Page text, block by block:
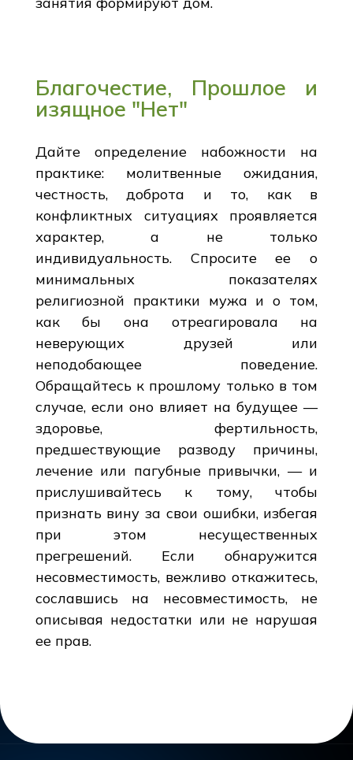
Благочестие, Прошлое и
изящное "Нет"
Дайте определение набожности на
практике: молитвенные ожидания,
честность, доброта и то, как в
конфликтных ситуациях проявляется
характер, а не только
индивидуальность. Спросите ее о
минимальных показателях
религиозной практики мужа и о том,
как бы она отреагировала на
неверующих друзей или
неподобающее поведение.
Обращайтесь к прошлому только в том
случае, если оно влияет на будущее —
здоровье, фертильность,
предшествующие разводу причины,
лечение или пагубные привычки, — и
прислушивайтесь к тому, чтобы
признать вину за свои ошибки, избегая
при этом несущественных
прегрешений. Если обнаружится
несовместимость, вежливо откажитесь,
сославшись на несовместимость, не
описывая недостатки или не нарушая
ее прав.